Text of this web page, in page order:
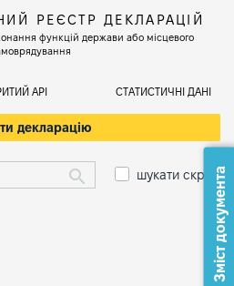
РЕЄСТР ДЕКЛАРАЦІЙ
функцій держави або місцевого
АРІ СТАТИСТИЧНІ ДАНІ
декларацію
шукати скрізьЗміст документа